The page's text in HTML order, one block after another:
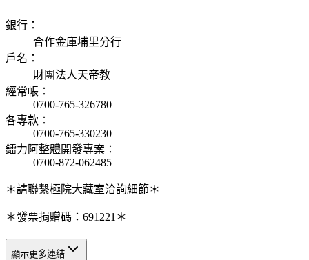
銀行 ：
合作金庫埔里分行
戶名 ：
財團法人天帝教
經常帳 ：
0700-765-326780
各專款 ：
0700-765-330230
鐳力阿整體開發專案 ：
0700-872-062485
＊請聯繫極院大藏室洽詢細節＊
＊發票捐贈碼：691221＊
顯示更多連結